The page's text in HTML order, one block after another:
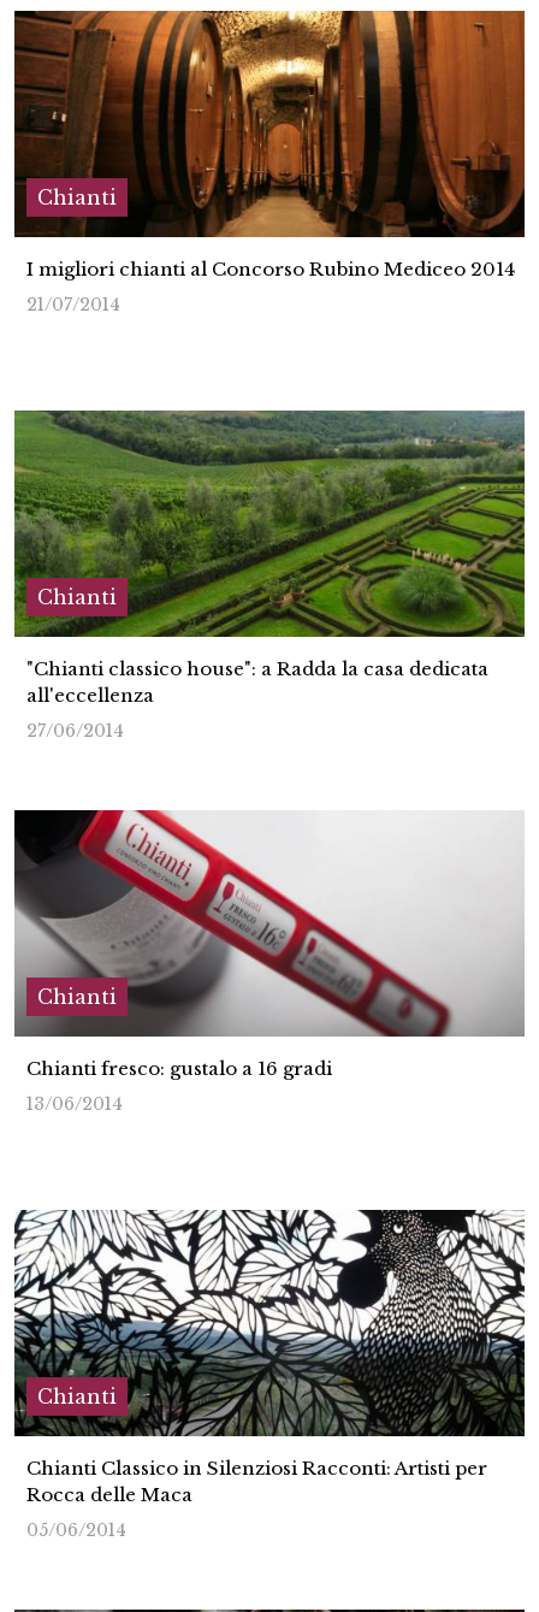
Chianti
I migliori chianti al Concorso Rubino Mediceo 2014
21/07/2014
Chianti
"Chianti classico house": a Radda la casa dedicata
all'eccellenza
27/06/2014
Chianti
Chianti fresco: gustalo a 16 gradi
13/06/2014
Chianti
Chianti Classico in Silenziosi Racconti: Artisti per
Rocca delle Maca
05/06/2014